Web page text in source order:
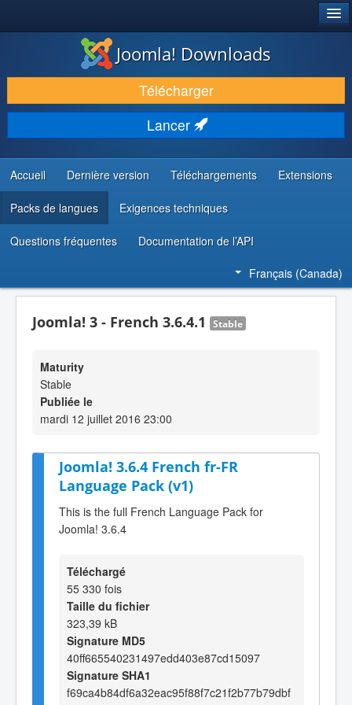
TÉLÉCHARGER & ENRICHIR
DÉCOUVRIR & APPRENDRE
COMMUNAUTÉ & SUPPORT
RESSOURCES DÉVELOPPEURS
Joomla! Downloads
Télécharger
Lancer
Accueil Dernière version Téléchargements Extensions
Packs de langues Exigences techniques
Questions fréquentes Documentation de l’API
Français (Canada)
Joomla! 3 - French 3.6.4.1 Stable
Maturity
Stable
Publiée le
mardi 12 juillet 2016 23:00
Joomla! 3.6.4 French fr-FR
Language Pack (v1)
This is the full French Language Pack for
Joomla! 3.6.4
Téléchargé
55 330 fois
Taille du fichier
323,39 kB
Signature MD5
40ff665540231497edd403e87cd15097
Signature SHA1
f69ca4b84df6a32eac95f88f7c21f2b77b79dbf